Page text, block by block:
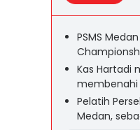
PSMS
Kas Hartadi
membenahi
Pelatih
Medan,